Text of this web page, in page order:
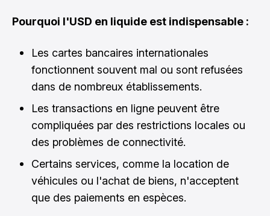
Pourquoi l'USD en liquide est indispensable :
Les cartes bancaires internationales
fonctionnent souvent mal ou sont refusées
dans de nombreux établissements.
Les transactions en ligne peuvent être
compliquées par des restrictions locales ou
des problèmes de connectivité.
Certains services, comme la location de
véhicules ou l'achat de biens, n'acceptent
que des paiements en espèces.